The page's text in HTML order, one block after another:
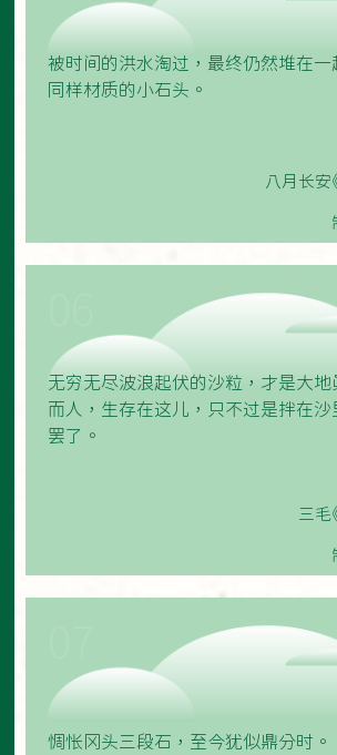
被时间的洪水淘过，最终仍然堆在一
同样材质的小石头。
八月长安
无穷无尽波浪起伏的沙粒，才是大地
而人，生存在这儿，只不过是拌在沙
罢了。
三毛
惆怅冈头三段石，至今犹似鼎分时。